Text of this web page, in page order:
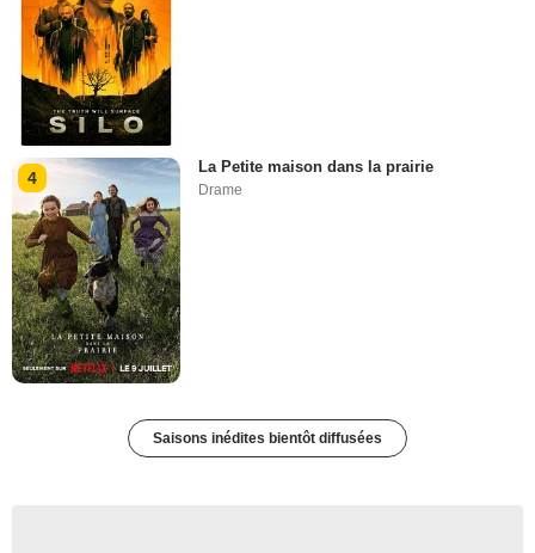
4
La Petite maison dans la prairie
Drame
Saisons inédites bientôt diffusées